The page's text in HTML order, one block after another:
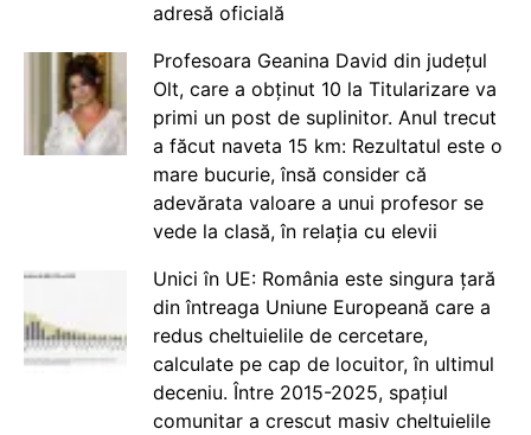
adresă oficială
Profesoara Geanina David din județul
Olt, care a obținut 10 la Titularizare va
primi un post de suplinitor. Anul trecut
a făcut naveta 15 km: Rezultatul este o
mare bucurie, însă consider că
adevărata valoare a unui profesor se
vede la clasă, în relația cu elevii
Unici în UE: România este singura țară
din întreaga Uniune Europeană care a
redus cheltuielile de cercetare,
calculate pe cap de locuitor, în ultimul
deceniu. Între 2015-2025, spațiul
comunitar a crescut masiv cheltuielile